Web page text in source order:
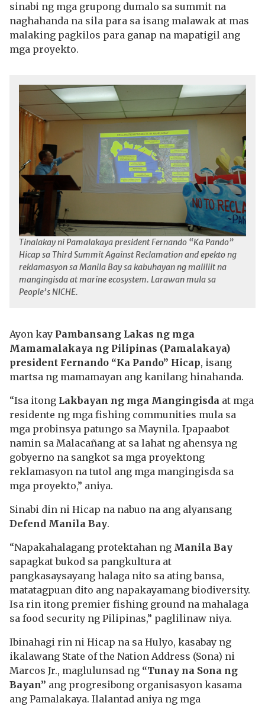
sinabi ng mga grupong dumalo sa summit na
naghahanda na sila para sa isang malawak at mas
malaking pagkilos para ganap na mapatigil ang
mga proyekto.
Tinalakay ni Pamalakaya president Fernando “Ka Pando”
Hicap sa Third Summit Against Reclamation and epekto ng
reklamasyon sa Manila Bay sa kabuhayan ng maliliit na
mangingisda at marine ecosystem. Larawan mula sa
People’s NICHE.
Ayon kay Pambansang Lakas ng mga
Mamamalakaya ng Pilipinas (Pamalakaya)
president Fernando “Ka Pando” Hicap, isang
martsa ng mamamayan ang kanilang hinahanda.
“Isa itong Lakbayan ng mga Mangingisda at mga
residente ng mga fishing communities mula sa
mga probinsya patungo sa Maynila. Ipapaabot
namin sa Malacañang at sa lahat ng ahensya ng
gobyerno na sangkot sa mga proyektong
reklamasyon na tutol ang mga mangingisda sa
mga proyekto,” aniya.
Sinabi din ni Hicap na nabuo na ang alyansang
Defend Manila Bay.
“Napakahalagang protektahan ng Manila Bay
sapagkat bukod sa pangkultura at
pangkasaysayang halaga nito sa ating bansa,
matatagpuan dito ang napakayamang biodiversity.
Isa rin itong premier fishing ground na mahalaga
sa food security ng Pilipinas,” paglilinaw niya.
Ibinahagi rin ni Hicap na sa Hulyo, kasabay ng
ikalawang State of the Nation Address (Sona) ni
Marcos Jr., maglulunsad ng “Tunay na Sona ng
Bayan” ang progresibong organisasyon kasama
ang Pamalakaya. Ilalantad aniya ng mga